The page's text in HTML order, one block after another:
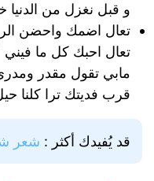
و قبل نغزل من
تعال اضمك واحضن
تعال احبك كل ما فيني
مابي تقول مقدر
قرب فديتك ترا كلنا
قد يُفيدك أكثر : شعر